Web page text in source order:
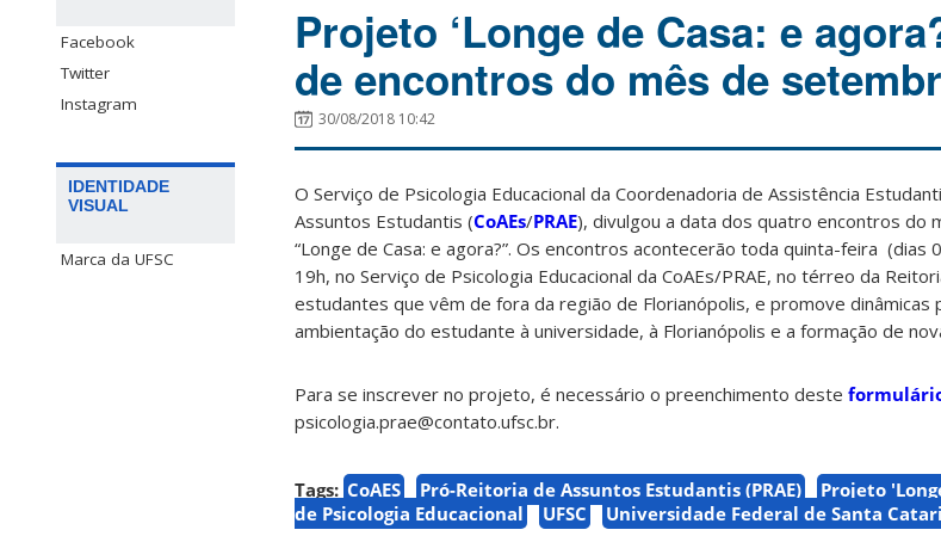
Facebook
Twitter
Instagram
IDENTIDADE
VISUAL
Marca da UFSC
Projeto ‘Longe de Casa: e
de encontros do mês de
30/08/2018 10:42
O Serviço de Psicologia Educacional da Coordenadoria de Assistência
Assuntos Estudantis (CoAEs/PRAE), divulgou a data dos quatro encontros
“Longe de Casa: e agora?”. Os encontros acontecerão toda quinta-feira (dias
19h, no Serviço de Psicologia Educacional da CoAEs/PRAE, no térreo da
estudantes que vêm de fora da região de Florianópolis, e promove dinâmicas
ambientação do estudante à universidade, à Florianópolis e a formação de
Para se inscrever no projeto, é necessário o preenchimento deste
psicologia.prae@contato.ufsc.br.
Tags: CoAES Pró-Reitoria de Assuntos Estudantis (PRAE) Projeto
de Psicologia Educacional
UFSC Universidade Federal de Santa